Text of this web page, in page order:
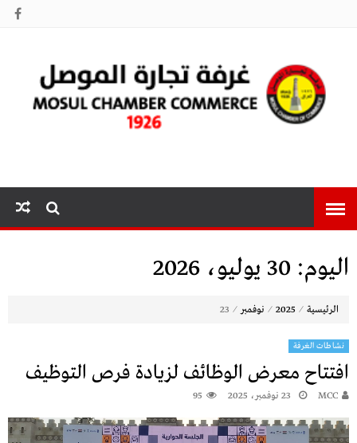
الموصل
اليوم: 30 يوليو، 2026
الرئيسية ⁄
2025
⁄ نوفمبر ⁄
23
نشاطات الغرفة
افتتاح معرض الوظائف لزيادة فرص التوظيف
MCC 23 نوفمبر، 2025 95